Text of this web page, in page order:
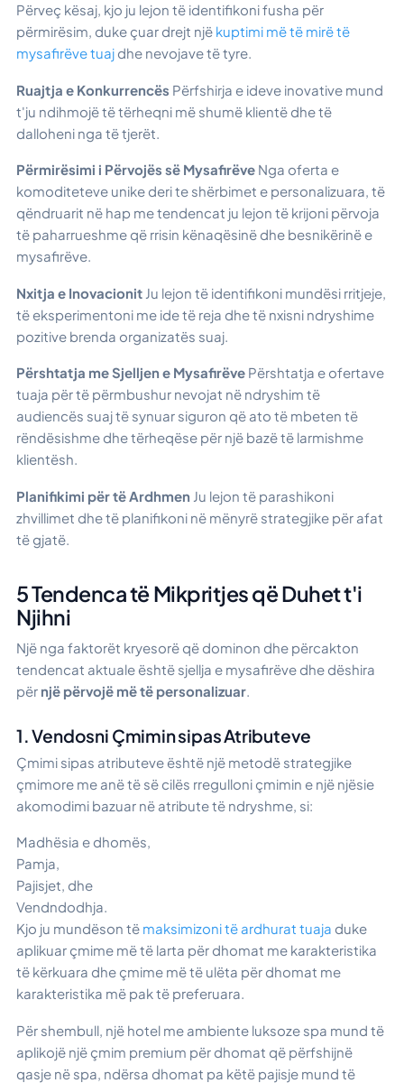
Përveç kësaj, kjo ju lejon të identifikoni fusha për
përmirësim, duke çuar drejt një kuptimi më të mirë të
mysafirëve tuaj dhe nevojave të tyre.
Ruajtja e Konkurrencës Përfshirja e ideve inovative mund
t'ju ndihmojë të tërheqni më shumë klientë dhe të
dalloheni nga të tjerët.
Përmirësimi i Përvojës së Mysafirëve Nga oferta e
komoditeteve unike deri te shërbimet e personalizuara, të
qëndruarit në hap me tendencat ju lejon të krijoni përvoja
të paharrueshme që rrisin kënaqësinë dhe besnikërinë e
mysafirëve.
Nxitja e Inovacionit Ju lejon të identifikoni mundësi rritjeje,
të eksperimentoni me ide të reja dhe të nxisni ndryshime
pozitive brenda organizatës suaj.
Përshtatja me Sjelljen e Mysafirëve Përshtatja e ofertave
tuaja për të përmbushur nevojat në ndryshim të
audiencës suaj të synuar siguron që ato të mbeten të
rëndësishme dhe tërheqëse për një bazë të larmishme
klientësh.
Planifikimi për të Ardhmen Ju lejon të parashikoni
zhvillimet dhe të planifikoni në mënyrë strategjike për afat
të gjatë.
5 Tendenca të Mikpritjes që Duhet t'i
Njihni
Një nga faktorët kryesorë që dominon dhe përcakton
tendencat aktuale është sjellja e mysafirëve dhe dëshira
për një përvojë më të personalizuar.
1. Vendosni Çmimin sipas Atributeve
Çmimi sipas atributeve është një metodë strategjike
çmimore me anë të së cilës rregulloni çmimin e një njësie
akomodimi bazuar në atribute të ndryshme, si:
Madhësia e dhomës,
Pamja,
Pajisjet, dhe
Vendndodhja.
Kjo ju mundëson të maksimizoni të ardhurat tuaja duke
aplikuar çmime më të larta për dhomat me karakteristika
të kërkuara dhe çmime më të ulëta për dhomat me
karakteristika më pak të preferuara.
Për shembull, një hotel me ambiente luksoze spa mund të
aplikojë një çmim premium për dhomat që përfshijnë
qasje në spa, ndërsa dhomat pa këtë pajisje mund të